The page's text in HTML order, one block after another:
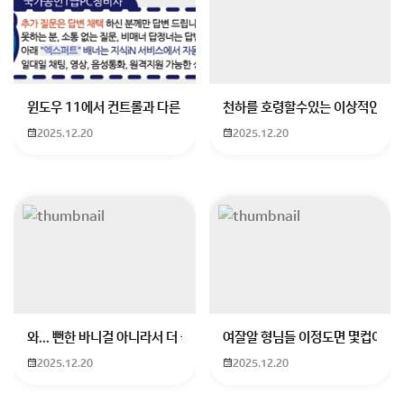
크루즈 라이프 책 괜찮아요.
회원가입 혹은 광고 [X]를 누르면 내용이 보입니다
윈도우 11에서 컨트롤과 다른 키가 같이 안눌림 게임을 하는 중에 컨트
2025.12.20
천하를 호령할수있는 이상적인 몸
2025.12.20
와... 뻔한 바니걸 아니라서 더 좋음
2025.12.20
여잘알 형님들 이정도면 몇컵이에
2025.12.20